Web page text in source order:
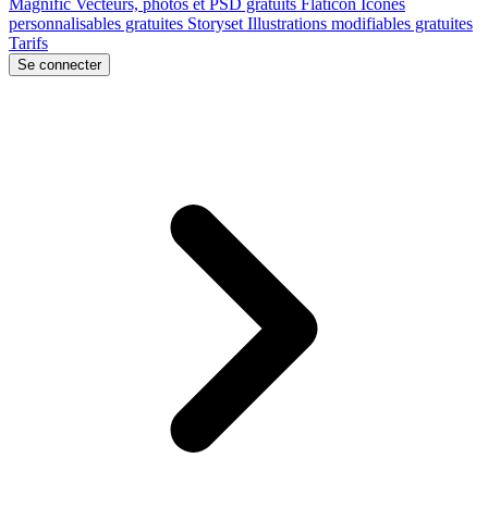
Magnific Vecteurs, photos et PSD gratuits Flaticon Icônes
personnalisables gratuites Storyset Illustrations modifiables gratuites
Tarifs
Se connecter